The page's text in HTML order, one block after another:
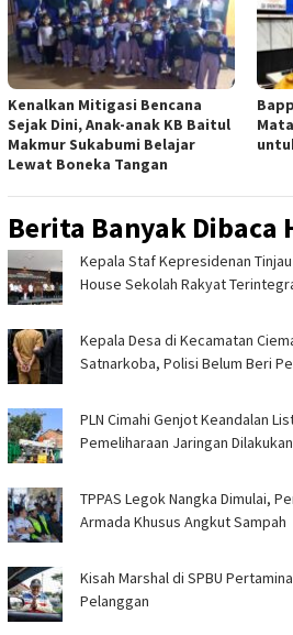
Kenalkan Mitigasi Bencana
Sejak Dini, Anak-anak KB Baitul
Makmur Sukabumi Belajar
Lewat Boneka Tangan
Berita Banyak Dibaca
Kepala Staf Kepresidenan
House Sekolah Rakyat
Kepala Desa di Kecamatan
Satnarkoba, Polisi Belum Beri
PLN Cimahi Genjot Keandalan
Pemeliharaan Jaringan
TPPAS Legok Nangka Dimulai,
Armada Khusus Angkut Sampah
Kisah Marshal di SPBU
Pelanggan